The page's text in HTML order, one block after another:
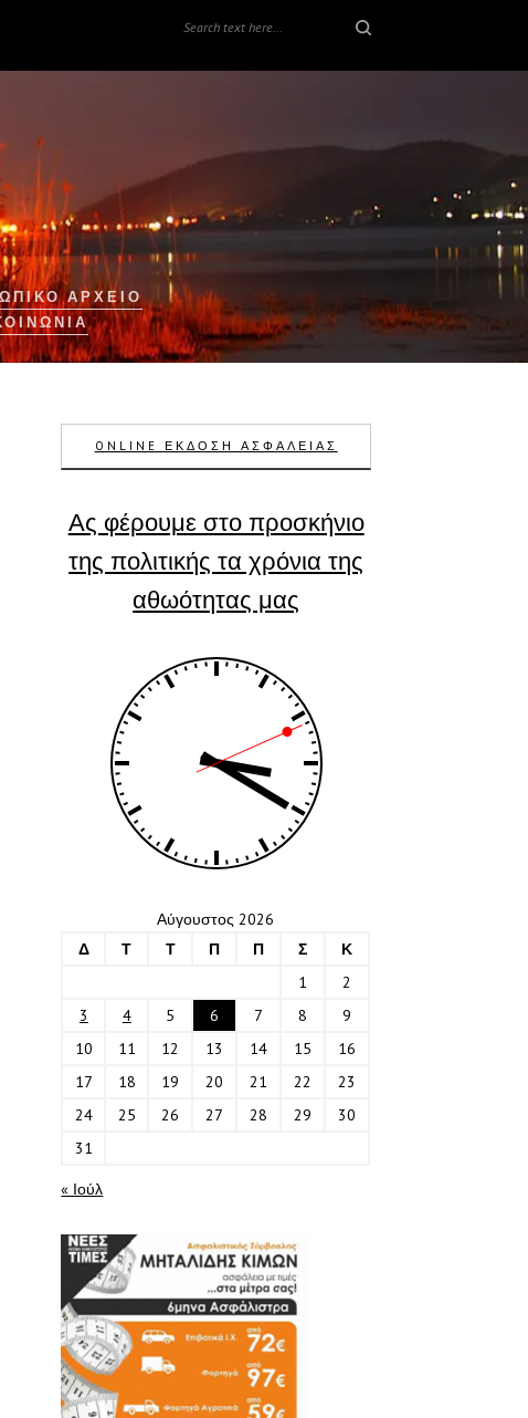
ΑΡΧΕΙΟ
ONLINE ΕΚΔΟΣΗ ΑΣΦΑΛΕΙΑΣ
Ας φέρουμε στο προσκήνιο
της πολιτικής τα χρόνια της
αθωότητας μας
Αύγουστος 2026
Δ
Τ Τ Π Π Σ
Κ
1
2
3
4 5 6 7 8
9
10
11 12 13 14 15
16
17
18 19 20 21 22
23
24
25 26 27 28 29
30
31
« Ιούλ